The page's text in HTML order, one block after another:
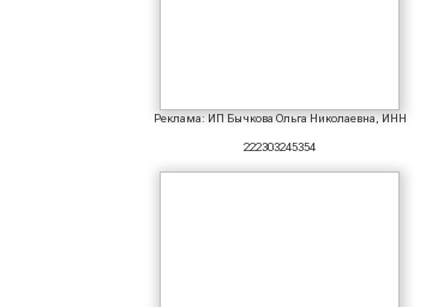
Реклама: ИП Бычкова Ольга Николаевна, ИНН
222303245354